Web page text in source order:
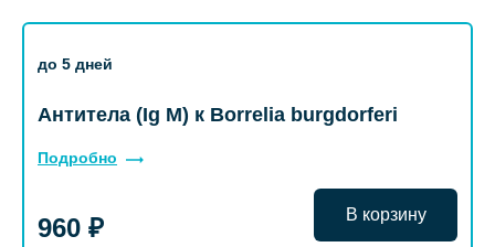
до 5 дней
Антитела (Ig M) к Borrelia burgdorferi
Подробно
960 ₽ В корзину